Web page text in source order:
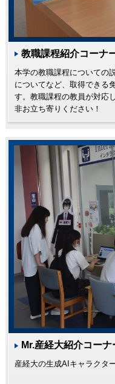
教職課程紹介コーナ
本学の教職課程についての
についてなど、取得できる
す。教職課程の教員が対応
非お立ち寄りください！
Mr.産経大紹介コーナ
産経大の生成AIキャラクタ